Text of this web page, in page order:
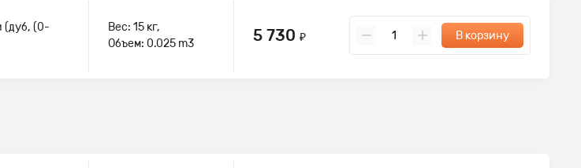
(дуб, (0-
Вес: 15 кг,
Объем: 0.025 m3
5 730 ₽ В корзину